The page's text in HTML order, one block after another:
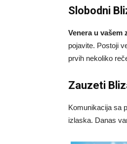
Slobodni
Venera u vašem
pojavite. Postoji
prvih nekoliko
Zauzeti
Komunikacija sa
izlaska. Danas